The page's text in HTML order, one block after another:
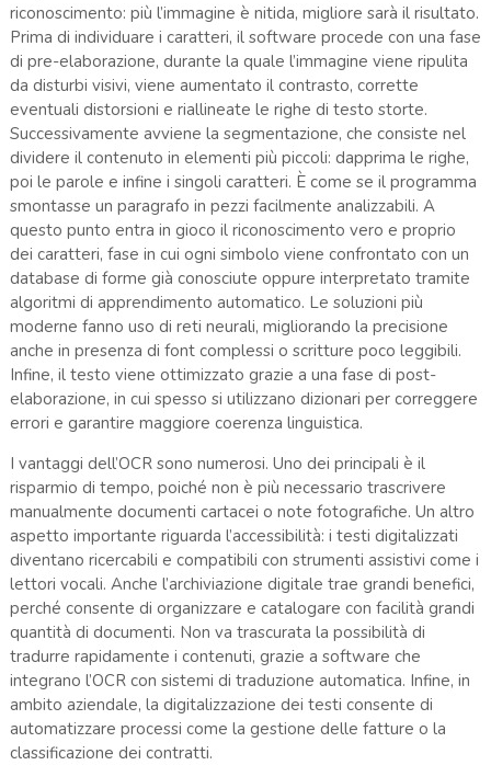
riconoscimento: più l’immagine è nitida, migliore sarà il risultato.
Prima di individuare i caratteri, il software procede con una fase
di pre-elaborazione, durante la quale l’immagine viene ripulita
da disturbi visivi, viene aumentato il contrasto, corrette
eventuali distorsioni e riallineate le righe di testo storte.
Successivamente avviene la segmentazione, che consiste nel
dividere il contenuto in elementi più piccoli: dapprima le righe,
poi le parole e infine i singoli caratteri. È come se il programma
smontasse un paragrafo in pezzi facilmente analizzabili. A
questo punto entra in gioco il riconoscimento vero e proprio
dei caratteri, fase in cui ogni simbolo viene confrontato con un
database di forme già conosciute oppure interpretato tramite
algoritmi di apprendimento automatico. Le soluzioni più
moderne fanno uso di reti neurali, migliorando la precisione
anche in presenza di font complessi o scritture poco leggibili.
Infine, il testo viene ottimizzato grazie a una fase di post-
elaborazione, in cui spesso si utilizzano dizionari per correggere
errori e garantire maggiore coerenza linguistica.
I vantaggi dell’OCR sono numerosi. Uno dei principali è il
risparmio di tempo, poiché non è più necessario trascrivere
manualmente documenti cartacei o note fotografiche. Un altro
aspetto importante riguarda l’accessibilità: i testi digitalizzati
diventano ricercabili e compatibili con strumenti assistivi come i
lettori vocali. Anche l’archiviazione digitale trae grandi benefici,
perché consente di organizzare e catalogare con facilità grandi
quantità di documenti. Non va trascurata la possibilità di
tradurre rapidamente i contenuti, grazie a software che
integrano l’OCR con sistemi di traduzione automatica. Infine, in
ambito aziendale, la digitalizzazione dei testi consente di
automatizzare processi come la gestione delle fatture o la
classificazione dei contratti.